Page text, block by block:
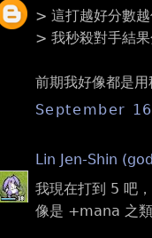
> 這打越好分數
> 我秒殺對手結
前期我好像都是
September
Lin Jen-Shin
我現在打到 5 吧
像是 +mana 之